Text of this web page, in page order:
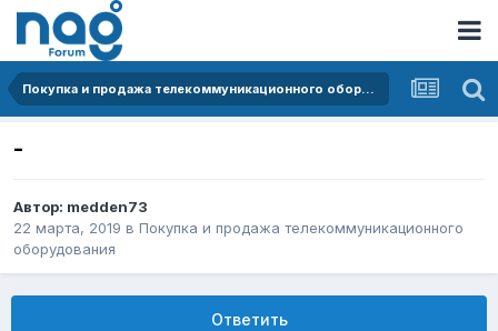
Покупка и продажа телекоммуникационного оборудования
-
Автор: medden73
22 марта, 2019 в Покупка и продажа телекоммуникационного
оборудования
Ответить